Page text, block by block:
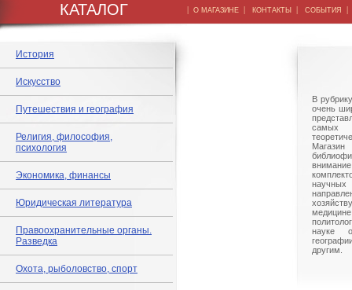
КАТАЛОГ | О МАГАЗИНЕ | КОНТАКТЫ | СОБЫТИЯ
История
Искусство
Путешествия и география
Религия, философия,
психология
Экономика, финансы
Юридическая литература
Правоохранительные органы.
Разведка
Охота, рыболовство, спорт
В
очень
самых
Магазин
науке
другим.